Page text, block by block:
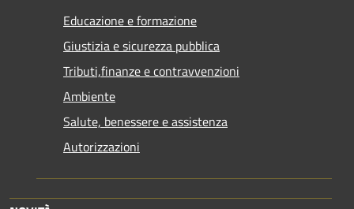
Educazione e formazione
Giustizia e sicurezza pubblica
Tributi,finanze e contravvenzioni
Ambiente
Salute, benessere e assistenza
Autorizzazioni